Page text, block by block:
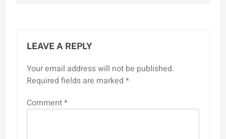
LEAVE A REPLY
Your email address will not be published.
Required fields are marked *
Comment*